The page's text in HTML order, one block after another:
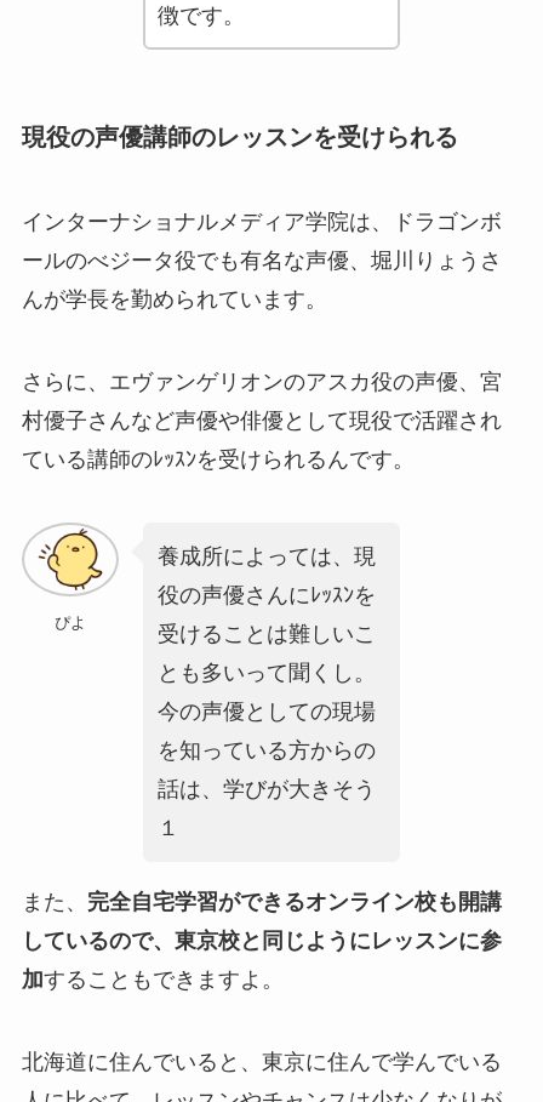
徴です。
現役の声優講師のレッスンを受けられる
インターナショナルメディア学院は、ドラゴンボ
ールのべジータ役でも有名な声優、堀川りょうさ
んが学長を勤められています。
さらに、エヴァンゲリオンのアスカ役の声優、宮
村優子さんなど声優や俳優として現役で活躍され
ている講師のﾚｯｽﾝを受けられる んです。
ぴよ
養成所によっては、現
役の声優さんにﾚｯｽﾝを
受けることは難しいこ
とも多いって聞くし。
今の声優としての現場
を知っている方からの
話は、学びが大きそう
１
また、 完全自宅学習ができるオンライン校も開講
しているので、東京校と同じようにレッスンに参
加することもできますよ。
北海道に住んでいると、東京に住んで学んでいる